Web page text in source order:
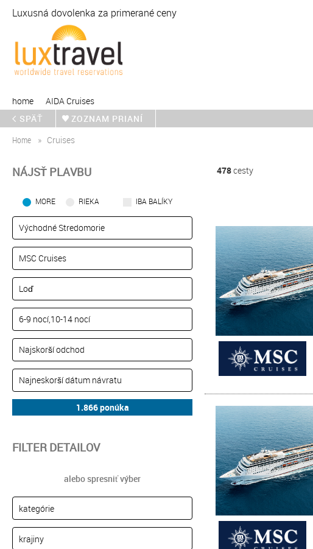
home AIDA Cruises
Luxusná dovolenka za primerané ceny
SPÄŤ
ZOZNAM PRIANÍ
Home
Cruises
NÁJSŤ PLAVBU
MORE RIEKA IBA BALÍKY
FILTER DETAILOV
alebo spresniť výber
478cesty